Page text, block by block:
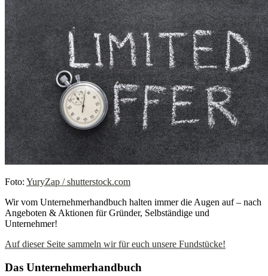
Foto: YuryZap / shutterstock.com
Wir vom Unternehmerhandbuch halten immer die Augen auf – nach
Angeboten & Aktionen für Gründer, Selbständige und
Unternehmer!
Auf dieser Seite sammeln wir für euch unsere Fundstücke!
Das Unternehmerhandbuch